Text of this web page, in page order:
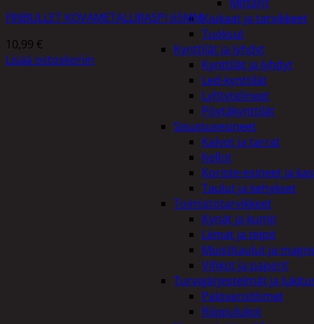
Kiukaat ja tarvikkeet
Tuoksut
Kynttilät ja lyhdyt
Kynttilät ja lyhdyt
Led-kynttilät
Lyhtytelineet
Pöytäkynttilät
Sisustusesineet
Kalvot ja tarrat
Kellot
Koriste-esineet ja
Taulut ja kehykset
Toimistotarvikkeet
Kynät ja kumit
Liimat ja teipit
Muistitaulut ja
Vihkot ja paperit
Turvajärjestelmät ja
Palovaroittimet
Riippulukot
FINBULLET KOVAMETALLIRASPI 65MM
10,99 €
Lisää ostoskoriin